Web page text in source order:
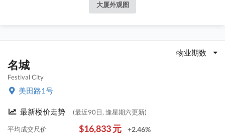
大厦外观图
物业期数
名城
Festival City
美田路1号
最新楼价走势 (最近90日, 逢星期六更新)
平均成交尺价 $16,833 元 +2.46%